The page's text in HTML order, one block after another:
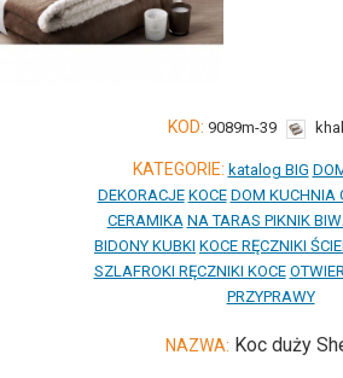
KOD: 9089m-39
KATEGORIE: katalog BIG
DEKORACJE KOCE DOM KUCHNIA
CERAMIKA NA TARAS PIKNIK
BIDONY KUBKI KOCE RĘCZNIKI
SZLAFROKI RĘCZNIKI KOCE
PRZYPRAWY
NAZWA: Koc duży